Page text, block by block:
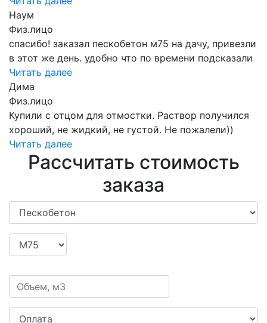
Наум
Физ.лицо
спасибо! заказал пескобетон м75 на дачу, привезли
в этот же день. удобно что по времени подсказали
Читать далее
Дима
Физ.лицо
Купили с отцом для отмостки. Раствор получился
хороший, не жидкий, не густой. Не пожалели))
Читать далее
Рассчитать стоимость
заказа